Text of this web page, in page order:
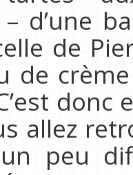
d’une
de
de
allez
peu